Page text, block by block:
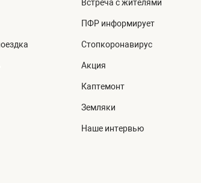
Встреча с жителями
ПФР информирует
Стопкоронавирус
Акция
Каптемонт
Земляки
Наше интервью